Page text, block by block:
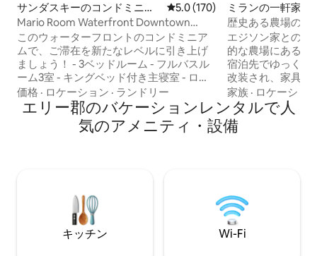
サンダスキーのコンドミニア
ム
レビュー170件、5つ星中5.0つ
5.0 (170)
Mario Room Waterfront Downtown
View Cedar Point！
このウォーターフロントのコンドミニア
ムで、ご滞在を新たなレベルに引き上げ
ましょう！ - 3ベッドルーム - フルバスル
ーム3室 - キングベッド付き主寝室 - ロフ
トエリアの2番目の寝室はオープンな共用
スペースです。クイーンベッド、フルベ
ッド、ツインベッド2台 - 子ども専用のマ
リオをテーマにした寝室。5フィートの傾
Nintendo Switch - ビデオゲーム - 地中プ
ールとジャグジー（季節限定） - ジム
価格 · ロケーション · ランドリー
ミランの一軒家
歴史ある農場のゲ
エジソン家との強
的な農場にある、
宿泊先でゆっくり
改装され、家具も
草地と森に囲まれ
ース。大型車両、
の十分な駐車スペ
車用の15 -40 240
ーク（サンダスキー） 10マイル
イントまで13マイ
家族 · ロケーショ
エリー郡のバケーションレンタルで人
気のアメニティ・設備
キッチン Wi-Fi